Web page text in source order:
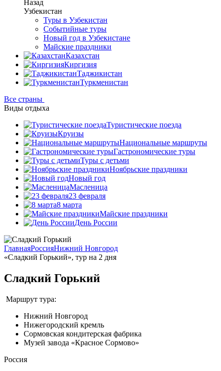
Назад
Узбекистан
Туры в Узбекистан
Событийные туры
Новый год в Узбекистане
Майские праздники
Казахстан
Киргизия
Таджикистан
Туркменистан
Все страны
Виды отдыха
Туристические поезда
Круизы
Национальные маршруты
Гастрономические туры
Туры с детьми
Ноябрьские праздники
Новый год
Масленица
23 февраля
8 марта
Майские праздники
День России
ГлавнаяРоссияНижний Новгород
«Сладкий Горький», тур на 2 дня
Сладкий Горький
Маршрут тура:
Нижний Новгород
Нижегородский кремль
Сормовская кондитерская фабрика
Музей завода «Красное Сормово»
Россия